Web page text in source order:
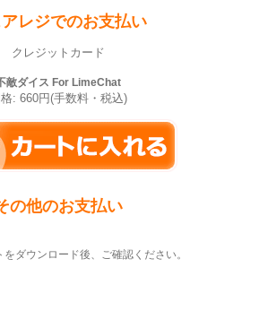
レジでのお支払い
クレジットカード
敵ダイス For LimeChat
: 660円(手数料・税込)
の他のお支払い
ダウンロード後、ご確認ください。